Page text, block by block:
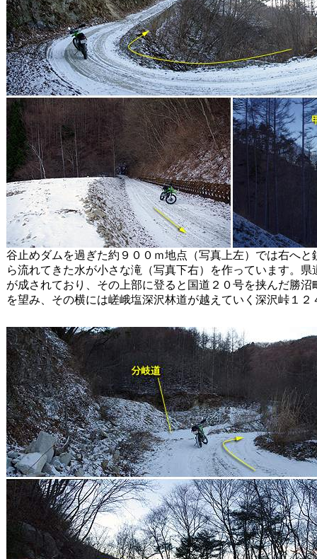
谷止めダムを過ぎた約９００ｍ地点（写真上左）では右へ
ら流れてきた水が小さな滝（写真下右）を作っています。
が成されており、その上部に登ると国道２０号を挟んだ勝
を望み、その横には嵯峨塩深沢林道が越えていく深沢峠１